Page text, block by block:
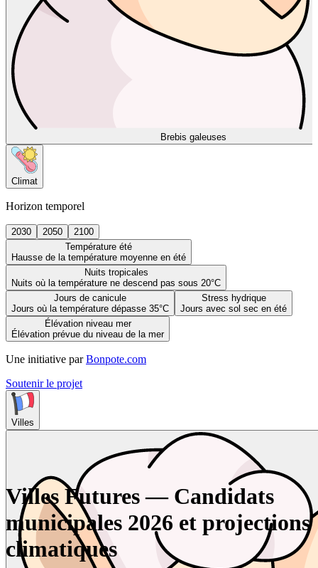
Brebis galeuses
Climat
Horizon temporel
2030 2050
2100
Température été
Hausse de la température moyenne en été
Nuits tropicales
Nuits où la température ne descend pas sous 20°C
Jours de canicule
Jours où la température dépasse 35°C
Stress hydrique
Jours avec sol sec en été
Élévation niveau mer
Élévation prévue du niveau de la mer
Une initiative par Bonpote.com
Soutenir le projet
Villes
Villes Futures — Candidats
municipales 2026 et projections
climatiques